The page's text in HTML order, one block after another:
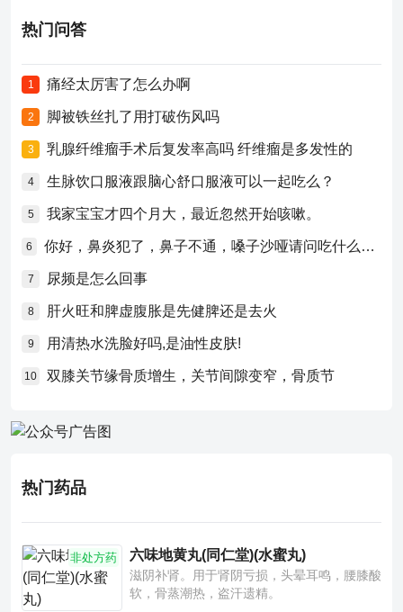
热门问答
1 痛经太厉害了怎么办啊
2 脚被铁丝扎了用打破伤风吗
3 乳腺纤维瘤手术后复发率高吗 纤维瘤是多发性的
4 生脉饮口服液跟脑心舒口服液可以一起吃么？
5 我家宝宝才四个月大，最近忽然开始咳嗽。
6 你好，鼻炎犯了，鼻子不通，嗓子沙哑请问吃什么药比较好？
7 尿频是怎么回事
8 肝火旺和脾虚腹胀是先健脾还是去火
9 用清热水洗脸好吗,是油性皮肤!
10 双膝关节缘骨质增生，关节间隙变窄，骨质节
热门药品
非处方药 六味地黄丸(同仁堂)(水蜜丸)
滋阴补肾。用于肾阴亏损，头晕耳鸣，腰膝酸
软，骨蒸潮热，盗汗遗精。